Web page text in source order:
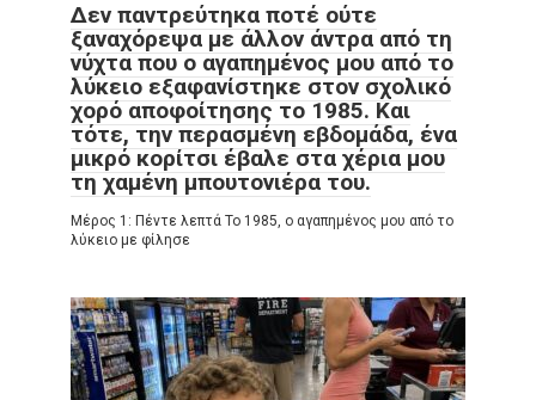
Δεν παντρεύτηκα ποτέ ούτε
ξαναχόρεψα με άλλον άντρα από τη
νύχτα που ο αγαπημένος μου από το
λύκειο εξαφανίστηκε στον σχολικό
χορό αποφοίτησης το 1985. Και
τότε, την περασμένη εβδομάδα, ένα
μικρό κορίτσι έβαλε στα χέρια μου
τη χαμένη μπουτονιέρα του.
Μέρος 1: Πέντε λεπτά Το 1985, ο αγαπημένος μου από το
λύκειο με φίλησε